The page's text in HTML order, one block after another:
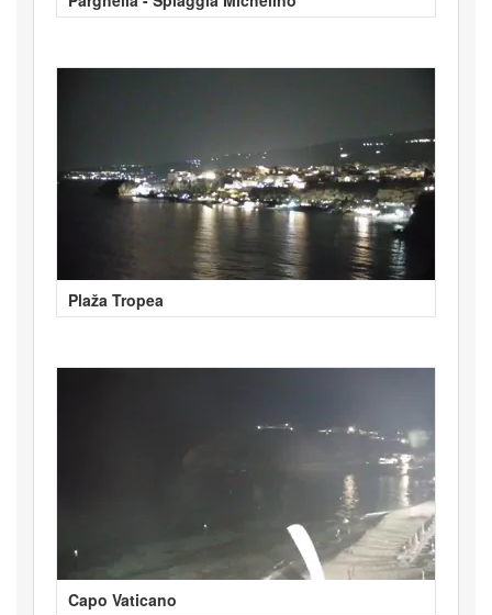
Plaža Tropea
Capo Vaticano